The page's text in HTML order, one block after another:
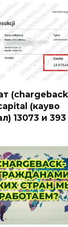
(кауво
13073 и 393